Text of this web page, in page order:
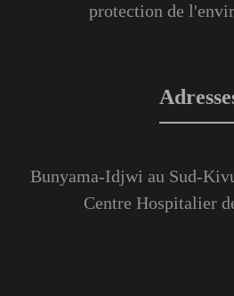
protection de
Bunyama-Idjwi au Sud-
Centre Hospitalier